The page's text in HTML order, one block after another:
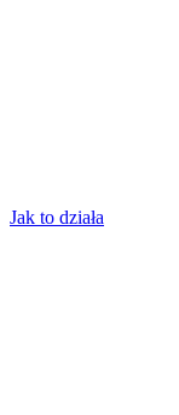
Jak to działa